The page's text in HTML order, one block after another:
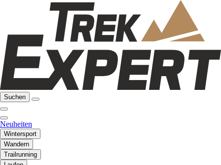
Suchen
Neuheiten
Wintersport
Wandern
Trailrunning